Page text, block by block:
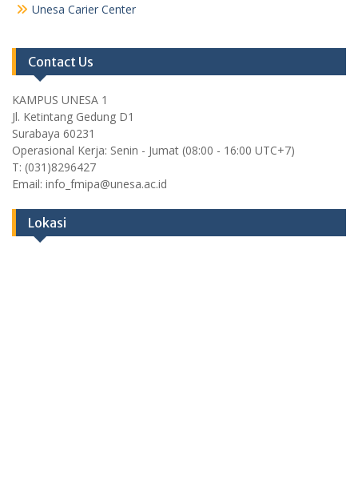
Unesa Carier Center
Contact Us
KAMPUS UNESA 1
Jl. Ketintang Gedung D1
Surabaya 60231
Operasional Kerja: Senin - Jumat (08:00 - 16:00 UTC+7)
T: (031)8296427
Email: info_fmipa@unesa.ac.id
Lokasi